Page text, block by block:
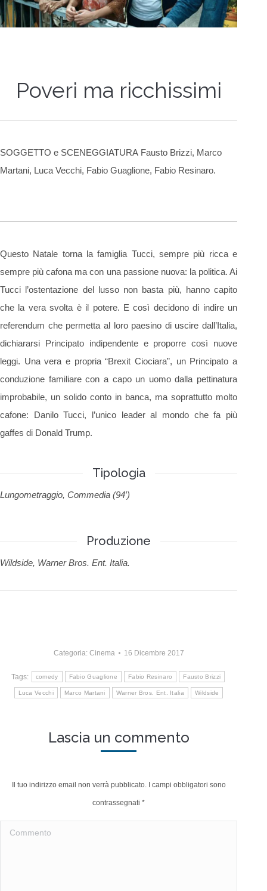
Poveri ma ricchissimi
SOGGETTO e SCENEGGIATURA Fausto Brizzi, Marco
Martani, Luca Vecchi, Fabio Guaglione, Fabio Resinaro.
Questo Natale torna la famiglia Tucci, sempre più ricca e
sempre più cafona ma con una passione nuova: la politica. Ai
Tucci l’ostentazione del lusso non basta più, hanno capito
che la vera svolta è il potere. E così decidono di indire un
referendum che permetta al loro paesino di uscire dall’Italia,
dichiararsi Principato indipendente e proporre così nuove
leggi. Una vera e propria “Brexit Ciociara”, un Principato a
conduzione familiare con a capo un uomo dalla pettinatura
improbabile, un solido conto in banca, ma soprattutto molto
cafone: Danilo Tucci, l’unico leader al mondo che fa più
gaffes di Donald Trump.
Tipologia
Lungometraggio, Commedia (94′)
Produzione
Wildside, Warner Bros. Ent. Italia.
Categoria: Cinema 16 Dicembre 2017
Tags: comedy Fabio Guaglione Fabio Resinaro Fausto Brizzi
Luca Vecchi Marco Martani Warner Bros. Ent. Italia Wildside
Lascia un commento
Il tuo indirizzo email non verrà pubblicato. I campi obbligatori sono
contrassegnati *
Commento